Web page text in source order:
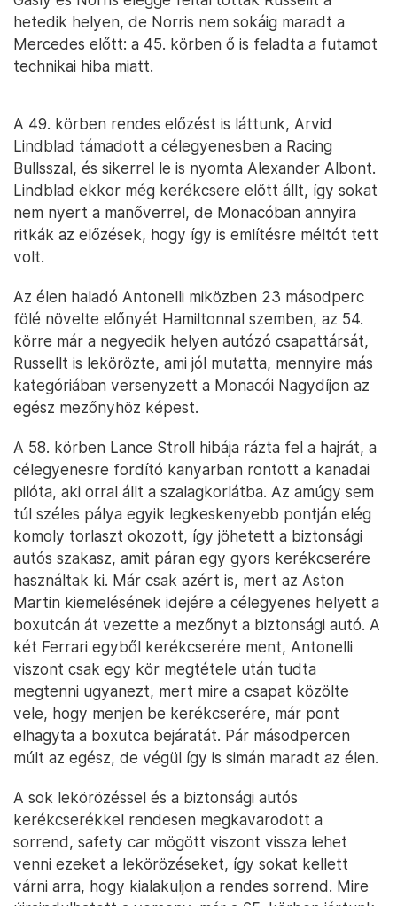
hetedik helyen, de Norris nem sokáig maradt a
Mercedes előtt: a 45. körben ő is feladta a futamot
technikai hiba miatt.
A 49. körben rendes előzést is láttunk, Arvid
Lindblad támadott a célegyenesben a Racing
Bullsszal, és sikerrel le is nyomta Alexander Albont.
Lindblad ekkor még kerékcsere előtt állt, így sokat
nem nyert a manőverrel, de Monacóban annyira
ritkák az előzések, hogy így is említésre méltót tett
volt.
Az élen haladó Antonelli miközben 23 másodperc
fölé növelte előnyét Hamiltonnal szemben, az 54.
körre már a negyedik helyen autózó csapattársát,
Russellt is lekörözte, ami jól mutatta, mennyire más
kategóriában versenyzett a Monacói Nagydíjon az
egész mezőnyhöz képest.
A 58. körben Lance Stroll hibája rázta fel a hajrát, a
célegyenesre fordító kanyarban rontott a kanadai
pilóta, aki orral állt a szalagkorlátba. Az amúgy sem
túl széles pálya egyik legkeskenyebb pontján elég
komoly torlaszt okozott, így jöhetett a biztonsági
autós szakasz, amit páran egy gyors kerékcserére
használtak ki. Már csak azért is, mert az Aston
Martin kiemelésének idejére a célegyenes helyett a
boxutcán át vezette a mezőnyt a biztonsági autó. A
két Ferrari egyből kerékcserére ment, Antonelli
viszont csak egy kör megtétele után tudta
megtenni ugyanezt, mert mire a csapat közölte
vele, hogy menjen be kerékcserére, már pont
elhagyta a boxutca bejáratát. Pár másodpercen
múlt az egész, de végül így is simán maradt az élen.
A sok lekörözéssel és a biztonsági autós
kerékcserékkel rendesen megkavarodott a
sorrend, safety car mögött viszont vissza lehet
venni ezeket a lekörözéseket, így sokat kellett
várni arra, hogy kialakuljon a rendes sorrend. Mire